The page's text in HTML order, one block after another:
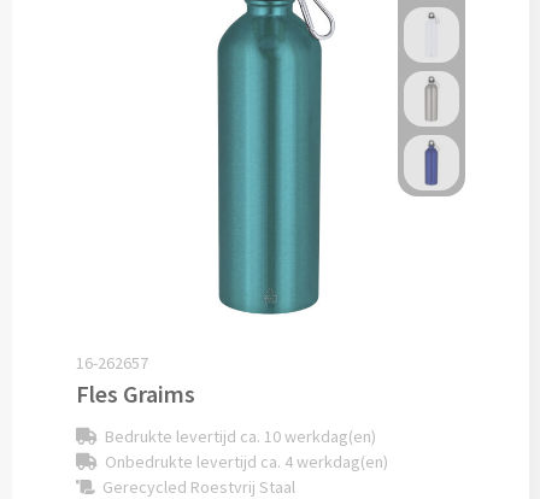
Notitieblokken bedrukken
Memoblaadjes bedrukken
Memo boekjes bedrukken
Memo sets bedrukken
Kubusblokken bedrukken
16-262657
Fles Graims
Bedrukte levertijd ca. 10 werkdag(en)
Onbedrukte levertijd ca. 4 werkdag(en)
Gerecycled Roestvrij Staal